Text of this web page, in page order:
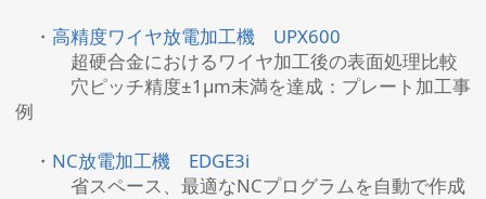
・ 高精度ワイヤ放電加工機 UPX600
超硬合金におけるワイヤ加工後の表面処理比較
穴ピッチ精度±1μm未満を達成：プレート加工事
例
・ NC放電加工機 EDGE3i
省スペース、最適なNCプログラムを自動で作成